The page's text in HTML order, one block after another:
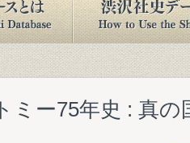
ミー75年史 : 真